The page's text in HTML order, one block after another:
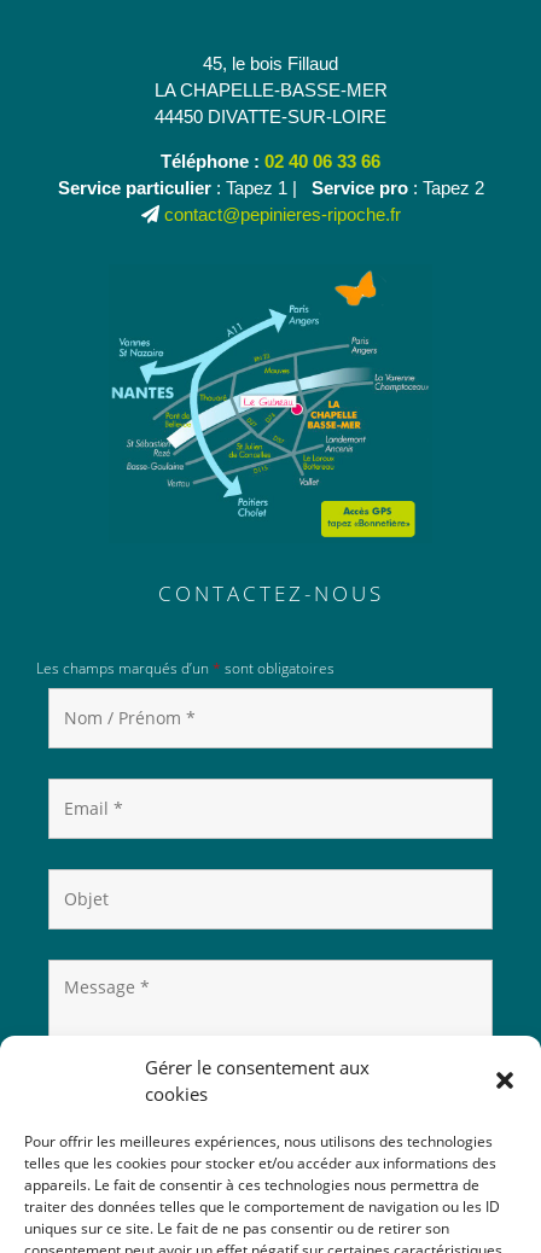
Gérer le consentement aux
cookies
Pour offrir les meilleures expériences, nous utilisons des technologies
telles que les cookies pour stocker et/ou accéder aux informations des
appareils. Le fait de consentir à ces technologies nous permettra de
traiter des données telles que le comportement de navigation ou les ID
uniques sur ce site. Le fait de ne pas consentir ou de retirer son
45, le bois Fillaud
LA CHAPELLE-BASSE-MER
44450 DIVATTE-SUR-LOIRE
Téléphone : 02 40 06 33 66
Service particulier: Tapez 1 | Service pro: Tapez 2
contact@pepinieres-ripoche.fr
CONTACTEZ-NOUS
Les champs marqués d’un * sont obligatoires